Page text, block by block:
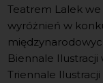
Teatrem Lalek we
wyróżnień w
Biennale Ilustracji
Triennale